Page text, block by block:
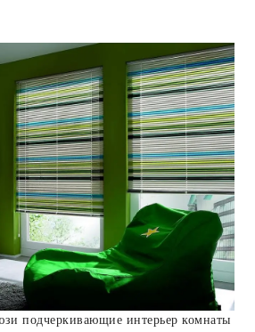
подчеркивающие интерьер комнаты